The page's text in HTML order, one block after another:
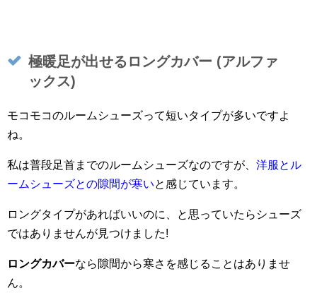
極暖足が出せるロングカバー (アルファ
ックス)
モコモコのルームシューズって短いタイプが多いですよ
ね。
私は普段足首までのルームシューズなのですが、 洋服とル
ームシューズとの隙間が寒いと感じています。
ロングタイプがあればいいのに、と思っていたらシューズ
ではありませんが見つけました!
ロングカバーなら隙間から寒さを感じることはありませ
ん。